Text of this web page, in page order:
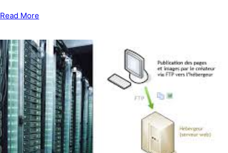
Read More